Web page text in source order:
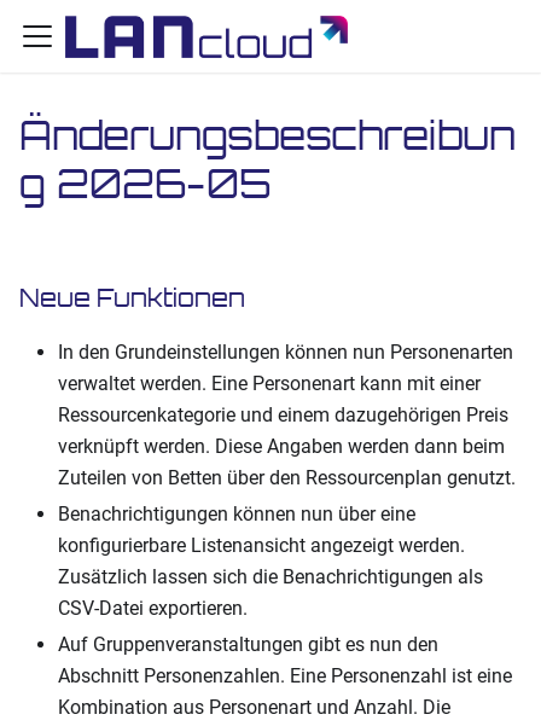
Änderungsbeschreibun
g 2026-05
Neue Funktionen
In den Grundeinstellungen können nun Personenarten
verwaltet werden. Eine Personenart kann mit einer
Ressourcenkategorie und einem dazugehörigen Preis
verknüpft werden. Diese Angaben werden dann beim
Zuteilen von Betten über den Ressourcenplan genutzt.
Benachrichtigungen können nun über eine
konfigurierbare Listenansicht angezeigt werden.
Zusätzlich lassen sich die Benachrichtigungen als
CSV-Datei exportieren.
Auf Gruppenveranstaltungen gibt es nun den
Abschnitt Personenzahlen. Eine Personenzahl ist eine
Kombination aus Personenart und Anzahl. Die